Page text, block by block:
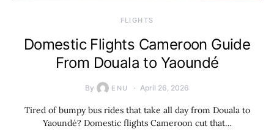
​FLIGHTS
Domestic Flights Cameroon Guide
From Douala to Yaoundé
By ENU April 26, 2026
Tired of bumpy bus rides that take all day from Douala to
Yaoundé? Domestic flights Cameroon cut that…